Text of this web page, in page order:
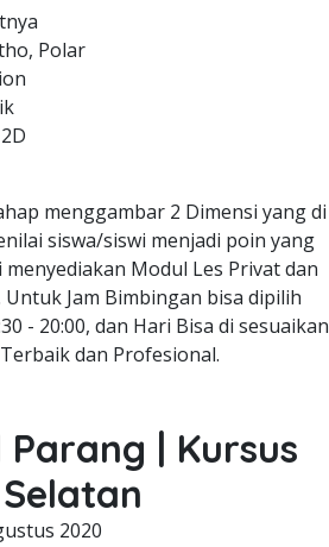
Polar
menggambar 2 Dimensi yang di
siswa/siswi menjadi poin yang
Modul Les Privat dan
Jam Bimbingan bisa dipilih
- 20:00, dan Hari Bisa di sesuaikan
dan Profesional.
| Kursus
2020